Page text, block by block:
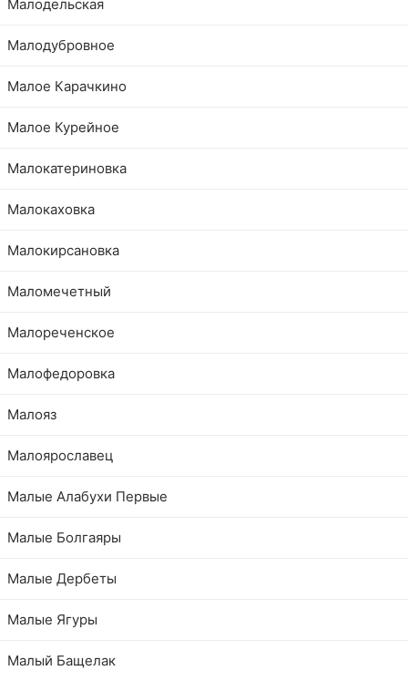
Малодельская
Малодубровное
Малое Карачкино
Малое Курейное
Малокатериновка
Малокаховка
Малокирсановка
Маломечетный
Малореченское
Малофедоровка
Малояз
Малоярославец
Малые Алабухи Первые
Малые Болгаяры
Малые Дербеты
Малые Ягуры
Малый Бащелак